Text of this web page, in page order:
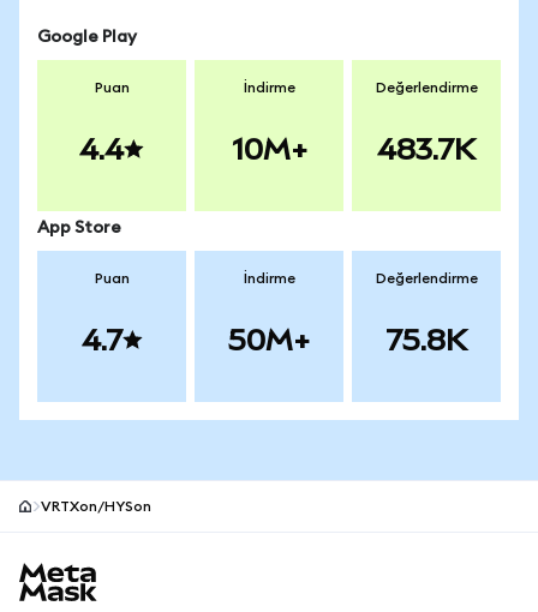
Google Play
Puan
4.4
İndirme
10M+
Değerlendirme
483.7K
App Store
Puan
4.7
İndirme
50M+
Değerlendirme
75.8K
VRTXon/HYSon